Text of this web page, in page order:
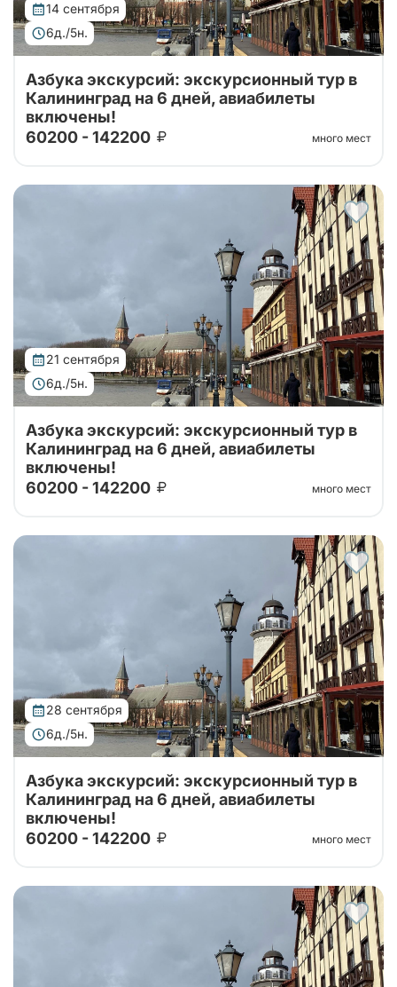
14 сентября
6д./5н.
стороной. Проведите свой отпуск в увлекательном
шестидневном туре, где сможете насладиться
сочетанием культуры, истории и природы...
Азбука экскурсий: экскурсионный тур в
Калининград на 6 дней, авиабилеты
включены!
60200 - 142200
много мест
21 сентября
6д./5н.
стороной. Проведите свой отпуск в увлекательном
шестидневном туре, где сможете насладиться
сочетанием культуры, истории и природы...
Азбука экскурсий: экскурсионный тур в
Калининград на 6 дней, авиабилеты
включены!
60200 - 142200
много мест
28 сентября
6д./5н.
стороной. Проведите свой отпуск в увлекательном
шестидневном туре, где сможете насладиться
сочетанием культуры, истории и природы...
Азбука экскурсий: экскурсионный тур в
Калининград на 6 дней, авиабилеты
включены!
60200 - 142200
много мест